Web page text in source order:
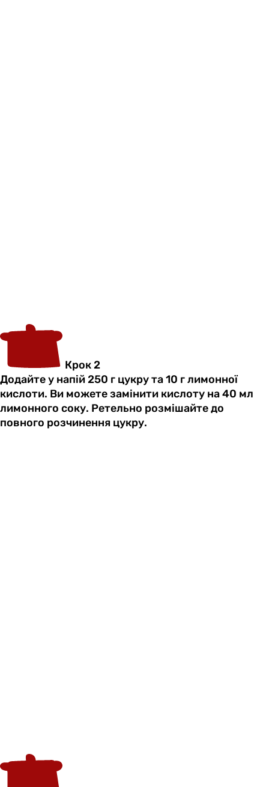
Крок 2
Додайте у напій 250 г цукру та 10 г лимонної
кислоти. Ви можете замінити кислоту на 40 мл
лимонного соку. Ретельно розмішайте до
повного розчинення цукру.